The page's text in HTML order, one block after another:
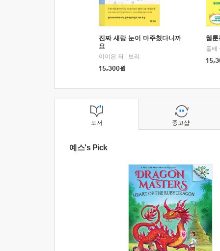
진짜 새랑 눈이 마주쳤다니까
요
이이은 저
보리
15,300원
웹
돌배
도서
예스's Pick
중고샵